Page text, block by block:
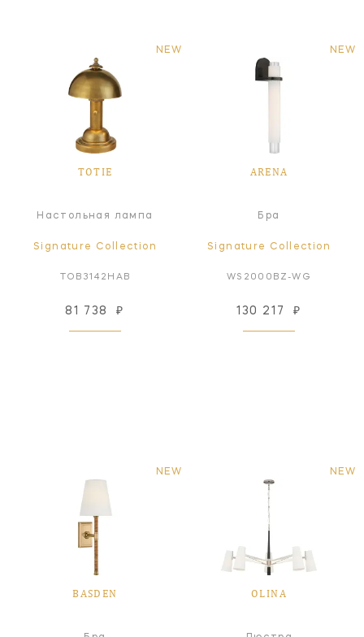
NEW
TOTIE
Настольная лампа
Signature Collection
TOB3142HAB
81 738 ₽
NEW
ARENA
Бра
Signature Collection
WS2000BZ-WG
130 217 ₽
NEW
BASDEN
NEW
OLINA